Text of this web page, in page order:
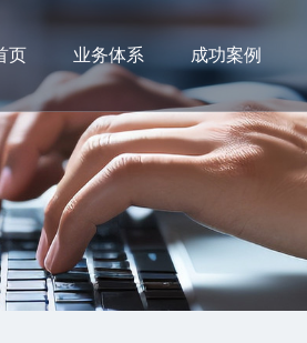
页 业务体系 成功案例